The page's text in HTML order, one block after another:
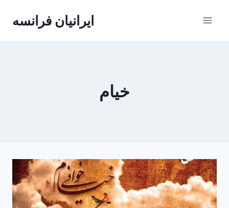
ایرانیان فرانسه
خیام